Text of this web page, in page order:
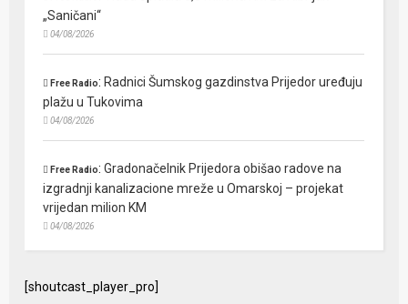
„Saničani“
04/08/2026
Free Radio: Radnici Šumskog gazdinstva Prijedor uređuju
plažu u Tukovima
04/08/2026
Free Radio:Gradonačelnik Prijedora obišao radove na
izgradnji kanalizacione mreže u Omarskoj – projekat
vrijedan milion KM
04/08/2026
[shoutcast_player_pro]